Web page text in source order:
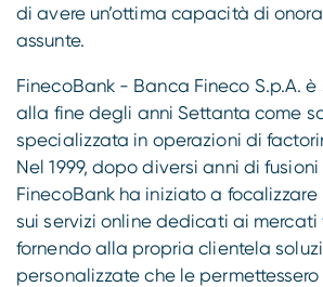
di avere un’ottima capacità di
assunte.
FinecoBank - Banca Fineco S.p.A.
alla fine degli anni Settanta come
specializzata in operazioni di
Nel 1999, dopo diversi anni di
FinecoBank ha iniziato a
sui servizi online dedicati ai mercati
fornendo alla propria clientela
personalizzate che le